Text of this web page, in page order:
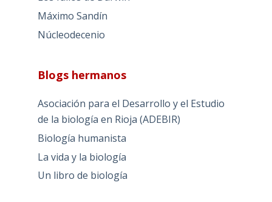
Máximo Sandín
Núcleodecenio
Blogs hermanos
Asociación para el Desarrollo y el Estudio
de la biología en Rioja (ADEBIR)
Biología humanista
La vida y la biología
Un libro de biología